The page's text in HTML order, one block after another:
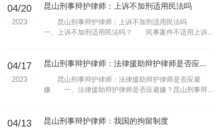
在每一个...
04/20
2023
昆山刑事辩护律师：上诉不加刑适用民法吗
昆山刑事辩护律师：上诉不加刑适用民法吗
一、上诉不加刑适用民法吗？ 民事案件不适用上诉
体之间的纠...
04/17
2023
昆山刑事辩护律师：法律援助辩护律师是否应避嫌
昆山刑事辩护律师：法律援助辩护律师是否应避
嫌 一、法律援助辩护律师是否应避嫌？昆山刑事辩
自行回避，...
04/13 昆山刑事辩护律师：我国的拘留制度